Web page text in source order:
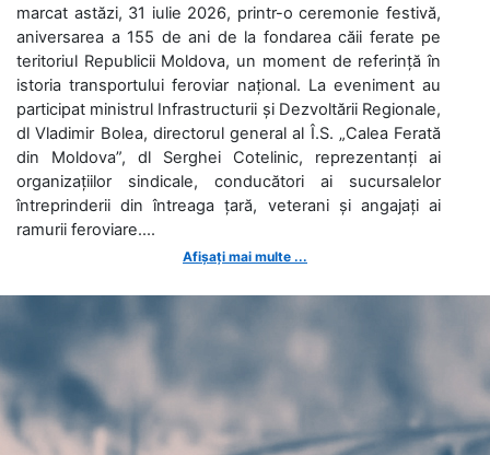
marcat astăzi, 31 iulie 2026, printr-o ceremonie festivă,
aniversarea a 155 de ani de la fondarea căii ferate pe
teritoriul Republicii Moldova, un moment de referință în
istoria transportului feroviar național. La eveniment au
participat ministrul Infrastructurii și Dezvoltării Regionale,
dl Vladimir Bolea, directorul general al Î.S. „Calea Ferată
din Moldova”, dl Serghei Cotelinic, reprezentanți ai
organizațiilor sindicale, conducători ai sucursalelor
întreprinderii din întreaga țară, veterani și angajați ai
ramurii feroviare....
Afișați mai multe ...